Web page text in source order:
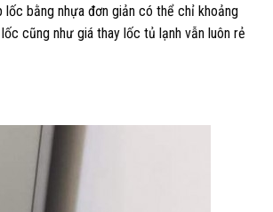
bằng nhựa đơn giản có thể chỉ khoảng
cũng như giá thay lốc tủ lạnh vẫn luôn rẻ